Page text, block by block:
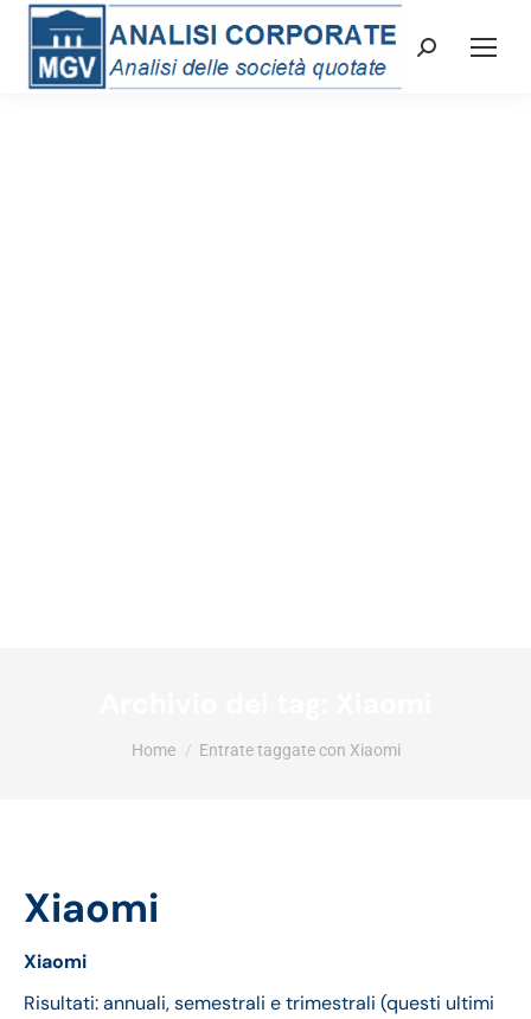
Cerca:
Tu sei qui:
Home Entrate taggate con Xiaomi
Xiaomi
Xiaomi
Risultati: annuali, semestrali e trimestrali (questi ultimi